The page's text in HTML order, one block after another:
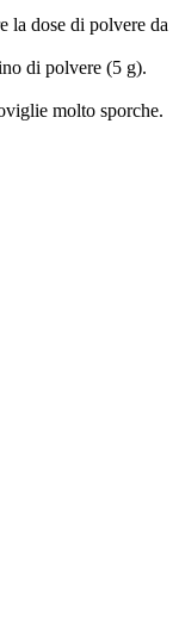
la dose di polvere da
di polvere (5 g).
molto sporche.